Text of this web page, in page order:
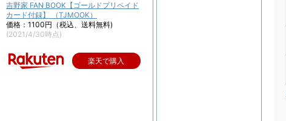
吉野家 FAN BOOK【ゴールドプリペイド
カード付録】 （TJMOOK）
価格：1100円（税込、送料無料)
(2021/4/30時点)
楽天で購入